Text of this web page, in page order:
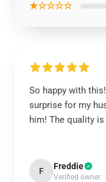
★☆☆☆☆
So happy with
surprise for my
him! The quality is
F Freddie
Verified owner